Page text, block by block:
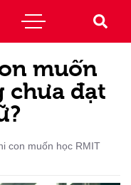
muốn
chưa đạt
con muốn học RMIT